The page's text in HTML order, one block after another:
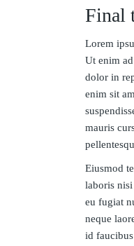
Final
Lorem
Ut enim
dolor in
enim sit
mauris
Eiusmod
laboris
eu fugiat
neque
id